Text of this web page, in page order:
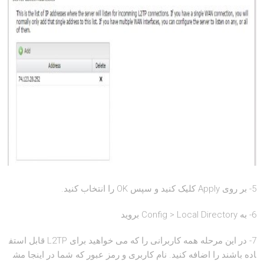
5- بر روی Apply کلیک کنید و سپس OK را انتخاب کنید.
6- به Config > Local Directory بروید
7- در این مرحله همه کاربرانی را که می خواهید برای L2TP قابل استف
اده باشند را اضافه کنید. نام کاربری و رمز عبور که شما در اینجا مش